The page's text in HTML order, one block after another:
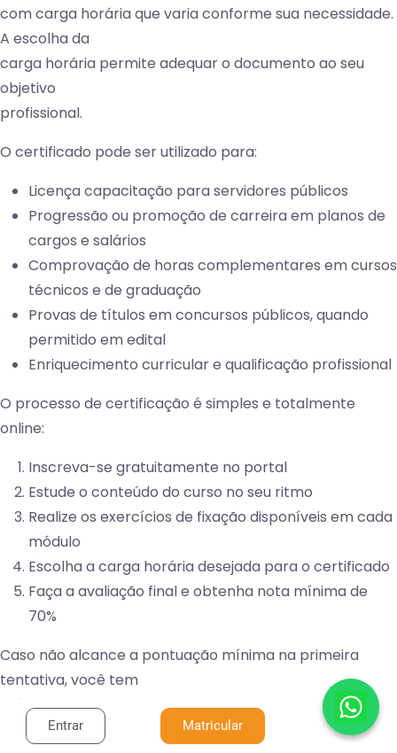
com carga horária que varia conforme sua necessidade.
A escolha da
carga horária permite adequar o documento ao seu
objetivo
profissional.
O certificado pode ser utilizado para:
Licença capacitação para servidores públicos
Progressão ou promoção de carreira em planos de
cargos e salários
Comprovação de horas complementares em cursos
técnicos e de graduação
Provas de títulos em concursos públicos, quando
permitido em edital
Enriquecimento curricular e qualificação profissional
O processo de certificação é simples e totalmente
online:
Inscreva-se gratuitamente no portal
Estude o conteúdo do curso no seu ritmo
Realize os exercícios de fixação disponíveis em cada
módulo
Escolha a carga horária desejada para o certificado
Faça a avaliação final e obtenha nota mínima de
70%
Caso não alcance a pontuação mínima na primeira
tentativa, você tem
até quatro novas chances para realizar a prova. O
certificado pode ser
Entrar Matricular